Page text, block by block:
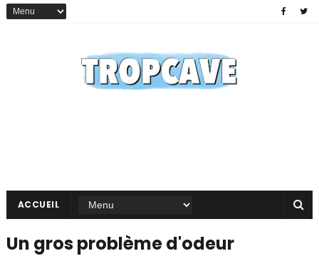
ACCUEIL
Un gros problème d'odeur